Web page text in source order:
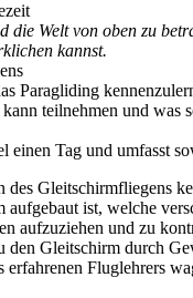
die Welt von oben zu
kannst.
Paragliding
teilnehmen und was
Tag und umfasst
des Gleitschirmfliegens
ist, welche
aufzuziehen und zu
den Gleitschirm durch
Fluglehrers